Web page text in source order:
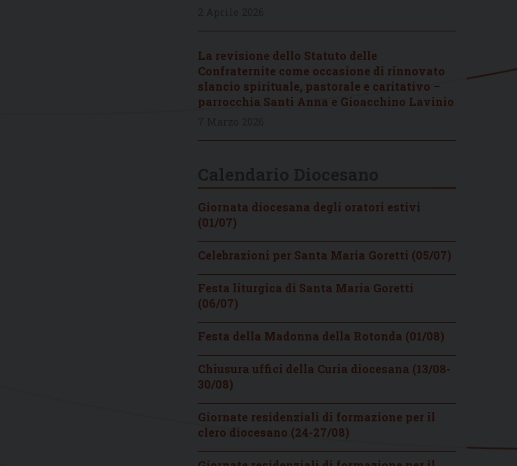
La revisione dello Statuto delle
Confraternite come occasione di rinnovato
slancio spirituale, pastorale e caritativo –
parrocchia Santi Anna e Gioacchino Lavinio
Giornata diocesana degli oratori estivi
(01/07)
Celebrazioni per Santa Maria Goretti (05/07)
Festa liturgica di Santa Maria Goretti
(06/07)
Festa della Madonna della Rotonda (01/08)
Chiusura uffici della Curia diocesana (13/08-
30/08)
Giornate residenziali di formazione per il
clero diocesano (24-27/08)